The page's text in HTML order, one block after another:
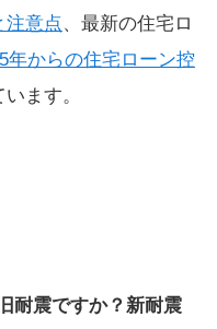
注意点 、最新の住宅ロ
年からの住宅ローン控
ます。
耐震ですか？新耐震